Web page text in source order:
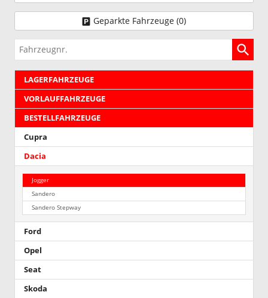
Geparkte Fahrzeuge (0)
Fahrzeugnr.
LAGERFAHRZEUGE
VORLAUFFAHRZEUGE
BESTELLFAHRZEUGE
Cupra
Dacia
Jogger
Sandero
Sandero Stepway
Ford
Opel
Seat
Skoda